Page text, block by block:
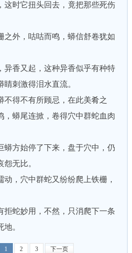
这时它扭头回去，竟把那些死伤
外，咕咕而鸣，蟒信舒卷犹如
香又起，这种异香似乎有种特
刺激得泪水直流。
得不有所顾忌，在此美肴之
，蟒尾连掀，卷得穴中群蛇血肉
方始停了下来，盘于穴中，仍
无比。
，穴中群蛇又纷纷爬上铁栅，
蛇妙用，不然，只消爬下一条
。
1 2 3 下一页